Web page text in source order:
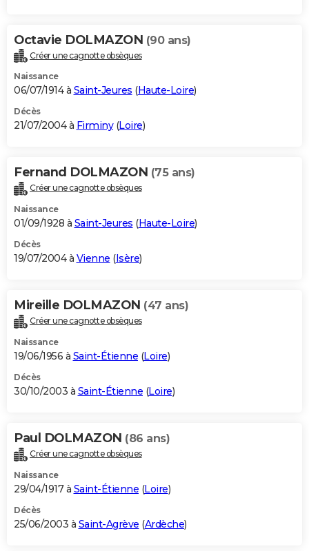
Octavie DOLMAZON (90 ans)
Créer une cagnotte obsèques
Naissance
06/07/1914 à Saint-Jeures (Haute-Loire)
Décès
21/07/2004 à Firminy(Loire)
Fernand DOLMAZON (75 ans)
Créer une cagnotte obsèques
Naissance
01/09/1928 à Saint-Jeures (Haute-Loire)
Décès
19/07/2004 à Vienne (Isère)
Mireille DOLMAZON (47 ans)
Créer une cagnotte obsèques
Naissance
19/06/1956 à Saint-Étienne (Loire)
Décès
30/10/2003 à Saint-Étienne (Loire)
Paul DOLMAZON (86 ans)
Créer une cagnotte obsèques
Naissance
29/04/1917 à Saint-Étienne (Loire)
Décès
25/06/2003 à Saint-Agrève (Ardèche)